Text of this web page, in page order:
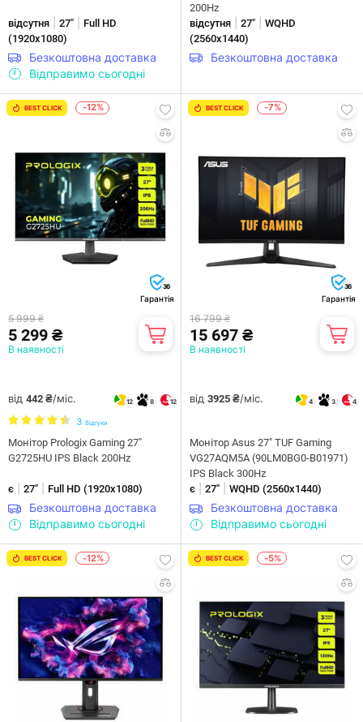
відсутня 27"
Full HD
(1920x1080)
Безкоштовна доставка
Відправимо сьогодні
200Hz
відсутня
27"
WQHD
(2560х1440)
Безкоштовна доставка
BEST CLICK -12%
36
Гарантія
5 999 ₴
5 299 ₴
В наявності
від 442 ₴/міс. 12 8 12
3 Відгуки
Монітор Prologix Gaming 27"
G2725HU IPS Black 200Hz
є 27" Full HD (1920x1080)
Безкоштовна доставка
Відправимо сьогодні
BEST CLICK -7%
36
Гарантія
16 799 ₴
15 697 ₴
В наявності
від 3925 ₴/міс. 4 3 4
Монітор Asus 27" TUF Gaming
VG27AQM5A (90LM0BG0-B01971)
IPS Black 300Hz
є
27" WQHD (2560х1440)
Безкоштовна доставка
Відправимо сьогодні
BEST CLICK -12% BEST CLICK -5%